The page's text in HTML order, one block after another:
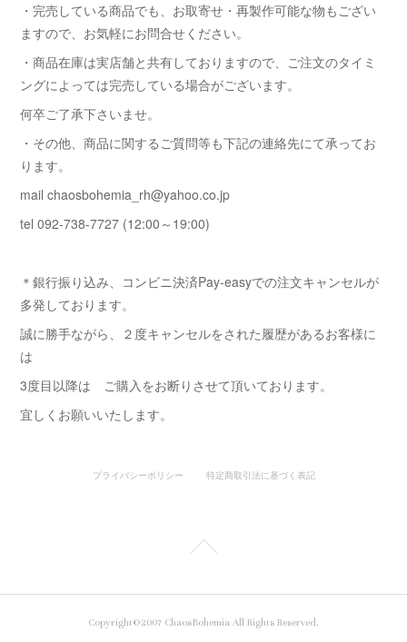
・完売している商品でも、お取寄せ・再製作可能な物もござい
ますので、お気軽にお問合せください。
・商品在庫は実店舗と共有しておりますので、ご注文のタイミ
ングによっては完売している場合がございます。
何卒ご了承下さいませ。
・その他、商品に関するご質問等も下記の連絡先にて承ってお
ります。
mail chaosbohemia_rh@yahoo.co.jp
tel 092-738-7727 (12:00～19:00)
＊銀行振り込み、コンビニ決済Pay-easyでの注文キャンセルが
多発しております。
誠に勝手ながら、２度キャンセルをされた履歴があるお客様に
は
3度目以降は ご購入をお断りさせて頂いております。
宜しくお願いいたします。
プライバシーポリシー 特定商取引法に基づく表記
Copyright©2007 ChaosBohemia All Rights Reserved.